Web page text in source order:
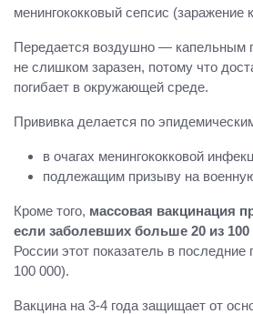
менингококковый сепсис (заражение
Передается воздушно — капельным
не слишком заразен, потому что
погибает в окружающей среде.
Прививка делается по
в очагах менингококковой
подлежащим призыву на
Кроме того, массовая вакцинация
если заболевших больше 20 из 100
России этот показатель в последние
100 000).
Вакцина на 3-4 года защищает от